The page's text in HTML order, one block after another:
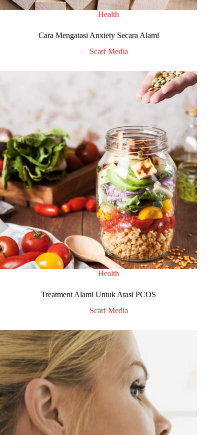
Health
Cara Mengatasi Anxiety Secara Alami
Scarf Media
Health
Treatment Alami Untuk Atasi PCOS
Scarf Media